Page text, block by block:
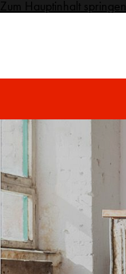
Zum Hauptinhalt springen